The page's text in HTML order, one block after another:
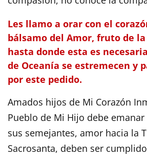
Les llamo a orar con el
bálsamo del Amor, fruto de
hasta donde esta es
de Oceanía se estremecen y
por este pedido.
Amados hijos de Mi Corazón
Pueblo de Mi Hijo debe
sus semejantes, amor hacia la
Sacrosanta, deben ser